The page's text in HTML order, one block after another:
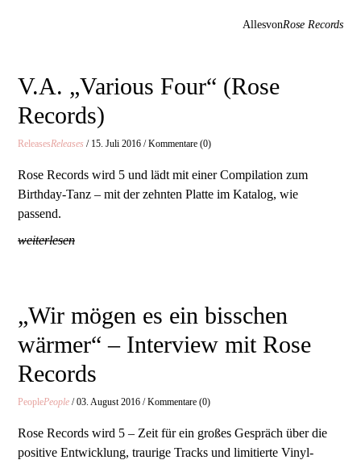
AllesvonRose Records
V.A. „Various Four“ (Rose
Records)
ReleasesReleases / 15. Juli 2016 / Kommentare (0)
Rose Records wird 5 und lädt mit einer Compilation zum
Birthday-Tanz – mit der zehnten Platte im Katalog, wie
passend.
weiterlesen
„Wir mögen es ein bisschen
wärmer“ – Interview mit Rose
Records
PeoplePeople / 03. August 2016 / Kommentare (0)
Rose Records wird 5 – Zeit für ein großes Gespräch über die
positive Entwicklung, traurige Tracks und limitierte Vinyl-